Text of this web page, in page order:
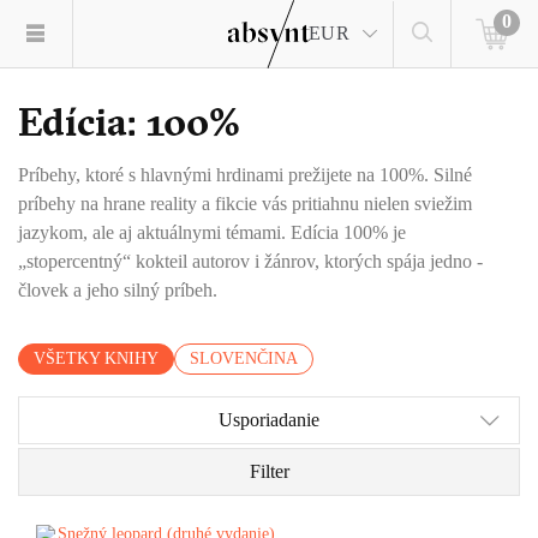
EUR
0
Edícia: 100%
Príbehy, ktoré s hlavnými hrdinami prežijete na 100%. Silné
príbehy na hrane reality a fikcie vás pritiahnu nielen sviežim
jazykom, ale aj aktuálnymi témami. Edícia 100% je
„stopercentný“ kokteil autorov i žánrov, ktorých spája jedno -
človek a jeho silný príbeh.
VŠETKY KNIHY SLOVENČINA
Usporiadanie
Filter